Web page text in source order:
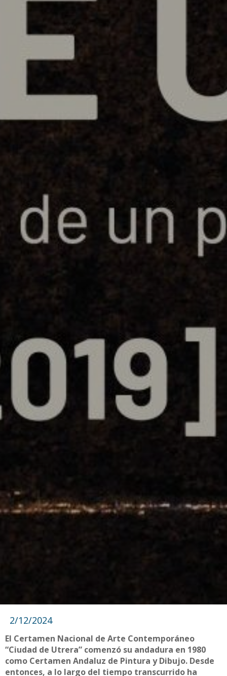
2/12/2024
El Certamen Nacional de Arte Contemporáneo
“Ciudad de Utrera” comenzó su andadura en 1980
como Certamen Andaluz de Pintura y Dibujo. Desde
entonces, a lo largo del tiempo transcurrido ha